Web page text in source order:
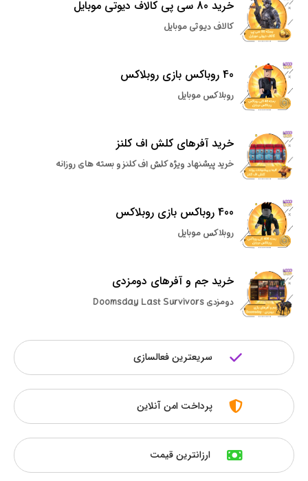
خرید 80 سی پی کالاف دیوتی موبایل
کالاف دیوتی موبایل
40 روباکس بازی روبلاکس
روبلاکس موبایل
خرید آفرهای کلش اف کلنز
خرید پیشنهاد ویژه کلش اف کلنز و بسته های روزانه
400 روباکس بازی روبلاکس
روبلاکس موبایل
خرید جم و آفرهای دومزدی
دومزدی Doomsday Last Survivors
سریعترین فعالسازی
پرداخت امن آنلاین
ارزانترین قیمت